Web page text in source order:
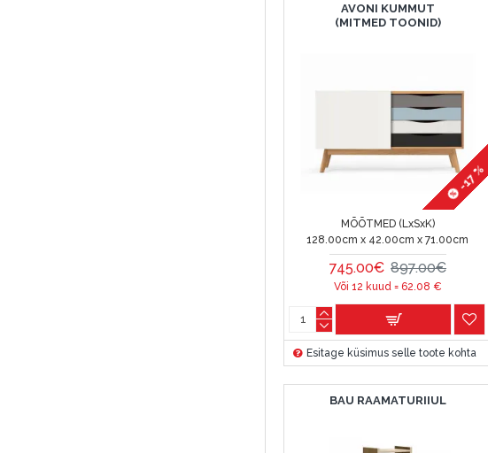
AVONI KUMMUT
(MITMED TOONID)
-17 %
MÕÕTMED (LxSxK)
128.00cm x 42.00cm x 71.00cm
745.00€ 897.00€
Või 12 kuud = 62.08 €
Esitage küsimus selle toote kohta
BAU RAAMATURIIUL